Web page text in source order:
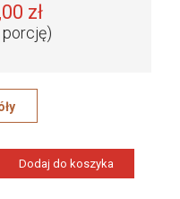
zł
porcję)
Dodaj do koszyka